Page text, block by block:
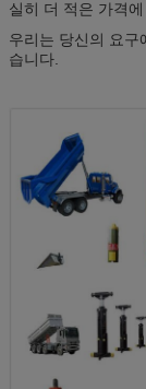
실히 더 적은 가격
우리는 당신의 요구
습니다.